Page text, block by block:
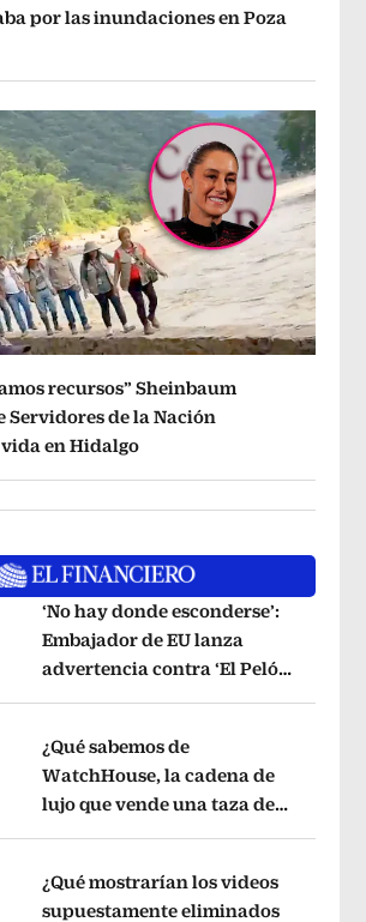
por las inundaciones en Poza
recursos” Sheinbaum
Servidores de la Nación
en Hidalgo
‘No hay donde esconderse’:
Embajador de EU lanza
advertencia contra ‘El Pelón’,
¿Qué sabemos de
WatchHouse, la cadena de
lujo que vende una taza de
¿Qué mostrarían los videos
supuestamente eliminados